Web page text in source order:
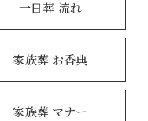
一日葬 流れ
家族葬 お香典
家族葬 マナー